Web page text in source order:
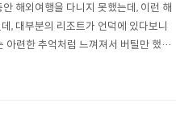
해외여행을 다니지 못했는데, 이런 해
, 대부분의 리조트가 언덕에 있다보니
아련한 추억처럼 느껴져서 버틸만 했습
책하다가도 많이 느낍니다. 하지만 처